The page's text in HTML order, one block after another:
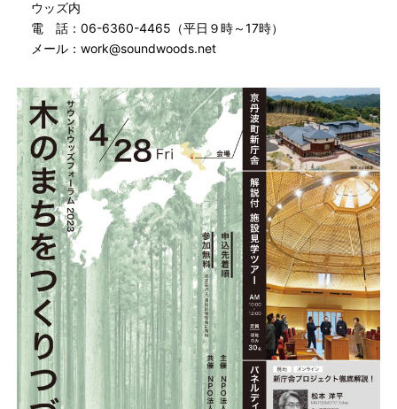
ウッズ内
電 話：06-6360-4465（平日９時～17時）
メール：work@soundwoods.net